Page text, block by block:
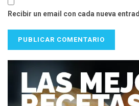
Recibir un email con cada nueva